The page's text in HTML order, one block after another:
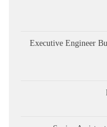
Executive Engineer